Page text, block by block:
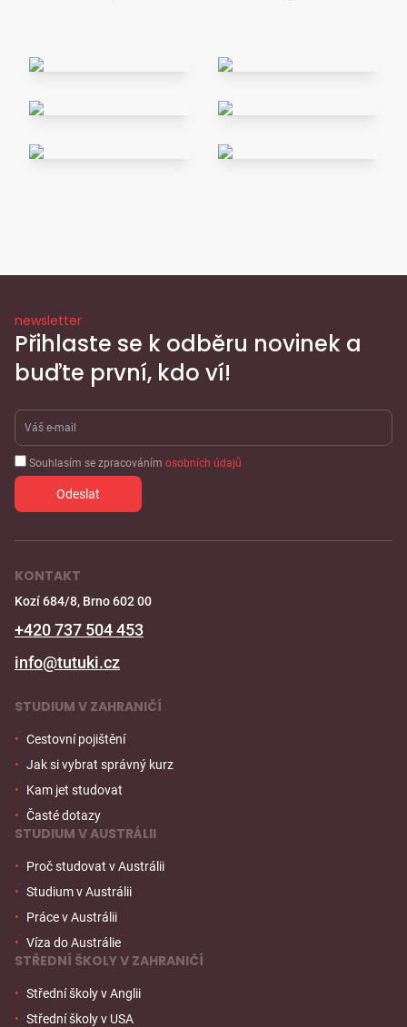
newsletter
Přihlaste se k odběru novinek a
buďte první, kdo ví!
Souhlasím se zpracováním osobních údajů
KONTAKT
Kozí 684/8, Brno 602 00
+420 737 504 453
info@tutuki.cz
STUDIUM V ZAHRANIČÍ
Cestovní pojištění
Jak si vybrat správný kurz
Kam jet studovat
Časté dotazy
STUDIUM V AUSTRÁLII
Proč studovat v Austrálii
Studium v Austrálii
Práce v Austrálii
Víza do Austrálie
STŘEDNÍ ŠKOLY V ZAHRANIČÍ
Střední školy v Anglii
Střední školy v USA